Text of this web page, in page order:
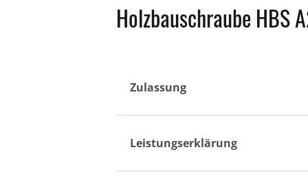
Holzbauschraube HBS
Zulassung
Leistungserklärung